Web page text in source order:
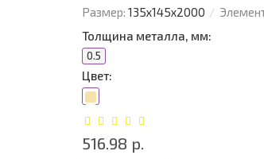
Размер: 135х145х2000
Толщина металла, мм:
0.5
Цвет:
516.98 р.